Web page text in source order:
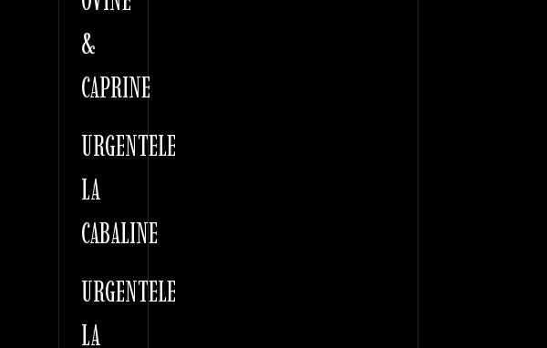
&
CAPRINE
URGENTELE
LA
CABALINE
URGENTELE
LA